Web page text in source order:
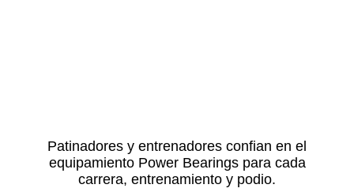
Patinadores y entrenadores confian en el
equipamiento Power Bearings para cada
carrera, entrenamiento y podio.